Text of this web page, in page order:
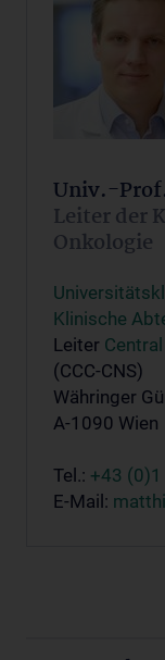
Univ.-
Leiter der
Onkologie
Klinische
Leiter
(CCC-CNS)
Währinger
A-1090 Wien
Tel.: +43
E-Mail: